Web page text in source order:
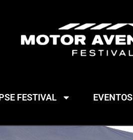
FESTIVAL EVENTOS